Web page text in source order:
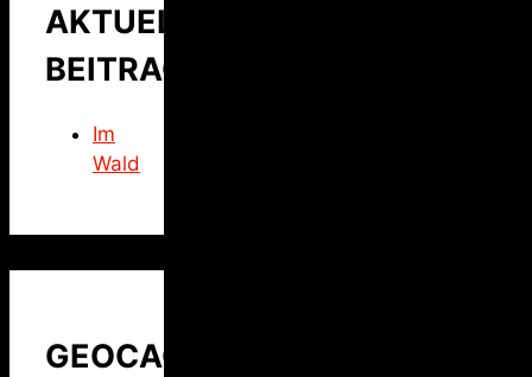
AKTUELLER
BEITRAG
Im
Wald
GEOCACHING